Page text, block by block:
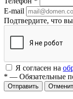
E-mail
Подтвердите, что
Я согласен на
* — Обязательные